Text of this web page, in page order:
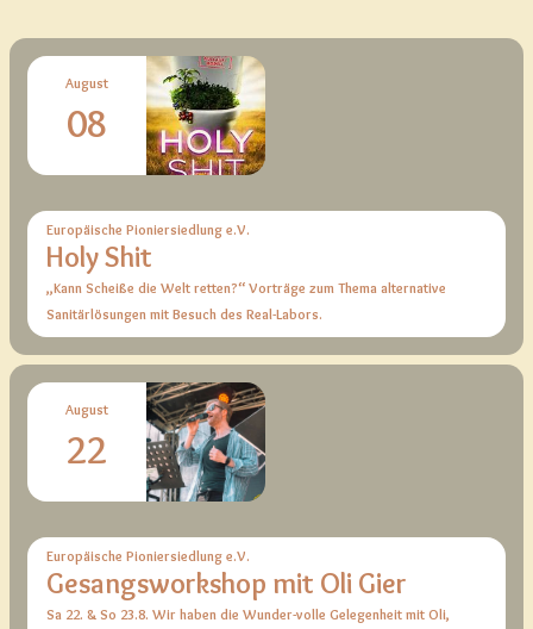
August
08
Europäische Pioniersiedlung e.V.
Holy Shit
„Kann Scheiße die Welt retten?“ Vorträge zum Thema alternative
Sanitärlösungen mit Besuch des Real-Labors.
August
22
Europäische Pioniersiedlung e.V.
Gesangsworkshop mit Oli Gier
Sa 22. & So 23.8. Wir haben die Wunder-volle Gelegenheit mit Oli,